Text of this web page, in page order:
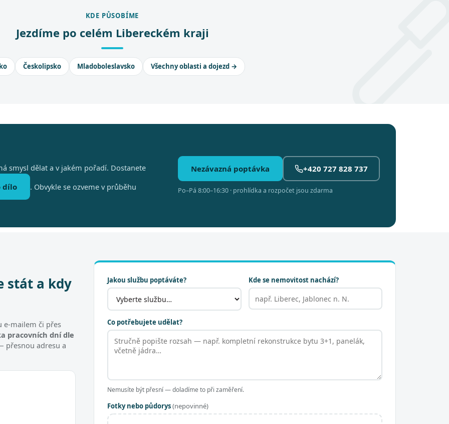
KDE PŮSOBÍME
Jezdíme po celém Libereckém kraji
Českolipsko Mladoboleslavsko Všechny oblasti a dojezd →
smysl dělat a v jakém pořadí. Dostanete
dílo
. Obvykle se ozveme v průběhu
Nezávazná poptávka +420 727 828 737
Po–Pá 8:00–16:30 · prohlídka a rozpočet jsou zdarma
stát a kdy
e-mailem či přes
pracovních dní dle
přesnou adresu a
Jakou službu poptáváte? Kde se nemovitost nachází?
Co potřebujete udělat?
Nemusíte být přesní — doladíme to při zaměření.
Fotky nebo půdorys(nepovinné)